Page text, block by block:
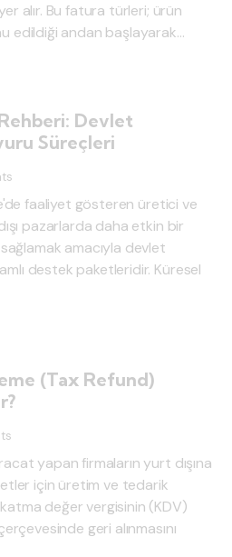
alır. Bu fatura türleri; ürün
edildiği andan başlayarak…
Devlet
Süreçleri
faaliyet gösteren üretici ve
pazarlarda daha etkin bir
amacıyla devlet
destek paketleridir. Küresel
(Tax Refund)
yapan firmaların yurt dışına
için üretim ve tedarik
değer vergisinin (KDV)
geri alınmasını